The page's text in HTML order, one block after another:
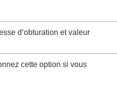
d’obturation et valeur
cette option si vous